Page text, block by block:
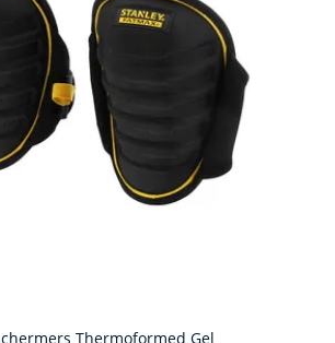
Thermoformed Gel